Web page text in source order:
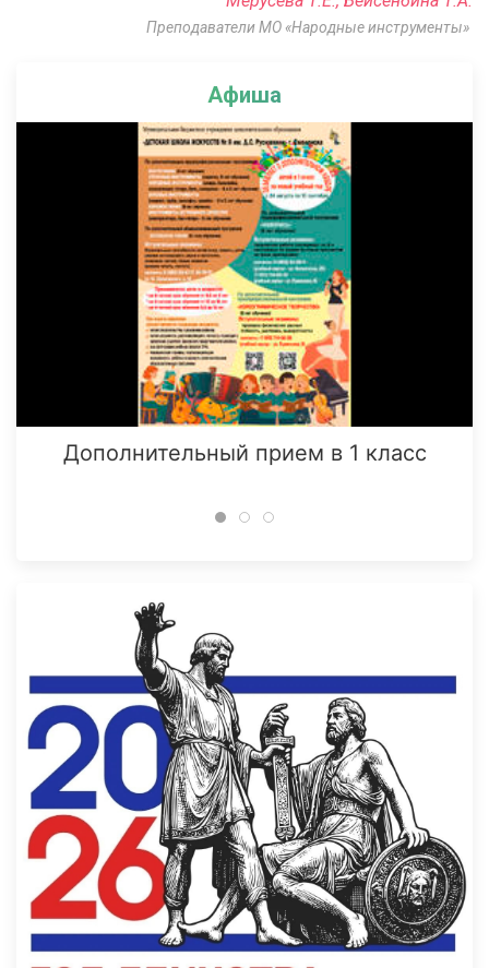
Афиша
Дополнительный прием в 1 класс
Преподаватели МО «Народные инструменты»